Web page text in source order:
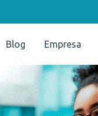
para traduções
Blog Empresa